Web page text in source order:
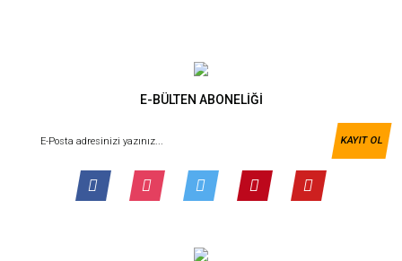
E-BÜLTEN ABONELİĞİ
KAYIT OL